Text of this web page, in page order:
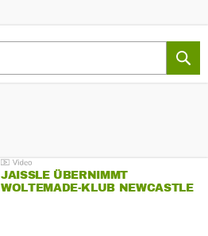
JAISSLE ÜBERNIMMT
WOLTEMADE-KLUB NEWCASTLE